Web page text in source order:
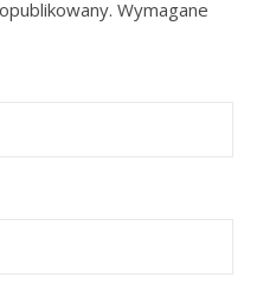
Wymagane